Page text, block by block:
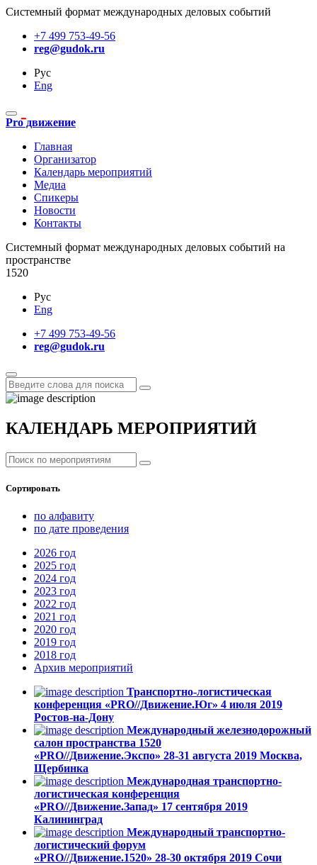
Системный формат международных деловых событий
+7 499 753-49-56
reg@gudok.ru
Рус
Eng
Pro движение
Главная
Организатор
Календарь мероприятий
Медиа
Спикеры
Новости
Контакты
Cистемный формат международных деловых событий на
пространстве
1520
Рус
Eng
+7 499 753-49-56
reg@gudok.ru
КАЛЕНДАРЬ МЕРОПРИЯТИЙ
Сортировать
по алфавиту
по дате проведения
2026 год
2025 год
2024 год
2023 год
2022 год
2021 год
2020 год
2019 год
2018 год
Архив мероприятий
Транспортно-логистическая
конференция «PRO//Движение.Юг» 4 июля 2019
Ростов-на-Дону
Международный железнодорожный
салон пространства 1520
«PRO//Движение.Экспо» 28-31 августа 2019 Москва,
Щербинка
Международная транспортно-
логистическая конференция
«PRO//Движение.Запад» 17 сентября 2019
Калининград
Международный транспортно-
логистический форум
«PRO//Движение.1520» 28-30 октября 2019 Сочи